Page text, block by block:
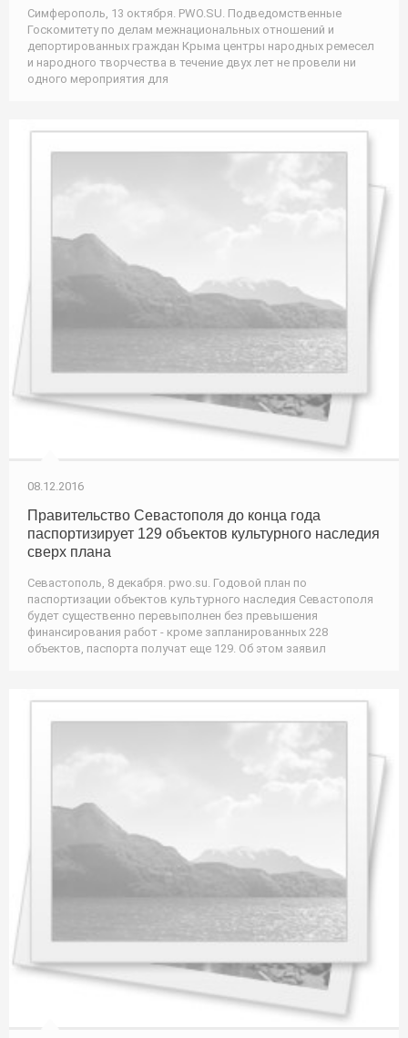
Симферополь, 13 октября. PWO.SU. Подведомственные
Госкомитету по делам межнациональных отношений и
депортированных граждан Крыма центры народных ремесел
и народного творчества в течение двух лет не провели ни
одного мероприятия для
08.12.2016
Правительство Севастополя до конца года
паспортизирует 129 объектов культурного наследия
сверх плана
Севастополь, 8 декабря. pwo.su. Годовой план по
паспортизации объектов культурного наследия Севастополя
будет существенно перевыполнен без превышения
финансирования работ - кроме запланированных 228
объектов, паспорта получат еще 129. Об этом заявил